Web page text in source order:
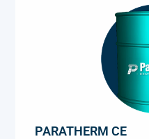
PARATHERM CE